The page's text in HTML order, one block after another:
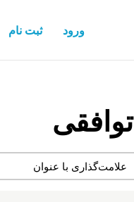
ورود ثبت نام
توافقی